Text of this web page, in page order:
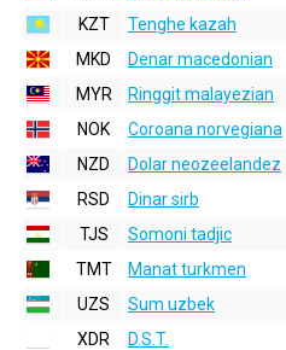
KZT
Tenghe kazah
MKD
Denar macedonian
MYR
Ringgit malayezian
NOK
Coroana norvegiana
NZD
Dolar neozeelandez
RSD
Dinar sirb
TJS
Somoni tadjic
TMT
Manat turkmen
UZS
Sum uzbek
XDR
D.S.T.